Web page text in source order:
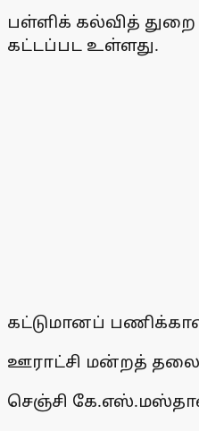
பள்ளிக் கல்வித்
கட்டப்பட உள்ளது.
கட்டுமானப்
ஊராட்சி மன்றத்
செஞ்சி